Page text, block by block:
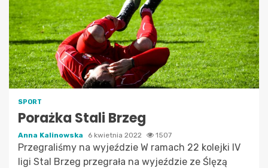
SPORT
Porażka Stali Brzeg
Anna Kalinowska 6 kwietnia 2022 1507
Przegraliśmy na wyjeździe W ramach 22 kolejki IV
ligi Stal Brzeg przegrała na wyjeździe ze Ślęzą